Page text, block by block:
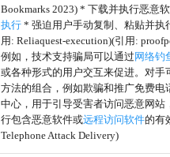
Bookmarks 2023) * 下载并执行恶意
执行 * 强迫用户手动复制、粘贴并执
用: Reliaquest-execution)(引用:
例如，技术支持骗局可以通过 网络钓
或各种形式的用户交互来促进。对手
方法的组合，例如欺骗和推广免费电
中心，用于引导受害者访问恶意网站
行包含恶意软件或远程访问软件的有
Telephone Attack Delivery)